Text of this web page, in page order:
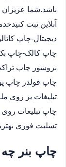
باشد.شما
آنلاین ثبت
چاپ کالک-چاپ
بروشور چاپ
چاپ فولدر چاپ
تبلیغات بر روی
چاپ تبلیغات
تسلیت فوری
چاپ بنر چه